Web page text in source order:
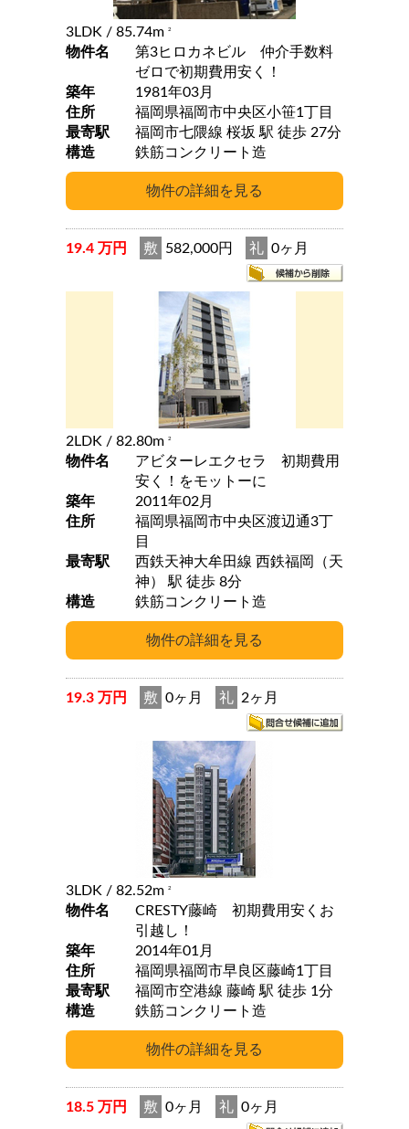
3LDK / 85.74m 2
物件名
第3ヒロカネビル 仲介手数料
ゼロで初期費用安く！
築年
1981年03月
住所
福岡県福岡市中央区小笹1丁目
最寄駅
福岡市七隈線 桜坂 駅 徒歩 27分
構造
鉄筋コンクリート造
19.4 万円 敷 582,000円 礼 0ヶ月
2LDK / 82.80m 2
物件名
アビターレエクセラ 初期費用
安く！をモットーに
築年
2011年02月
住所
福岡県福岡市中央区渡辺通3丁
目
最寄駅
西鉄天神大牟田線 西鉄福岡（天
神） 駅 徒歩 8分
構造
鉄筋コンクリート造
19.3 万円 敷 0ヶ月 礼 2ヶ月
3LDK / 82.52m 2
物件名
CRESTY藤崎 初期費用安くお
引越し！
築年
2014年01月
住所
福岡県福岡市早良区藤崎1丁目
最寄駅
福岡市空港線 藤崎 駅 徒歩 1分
構造
鉄筋コンクリート造
18.5 万円 敷 0ヶ月 礼 0ヶ月